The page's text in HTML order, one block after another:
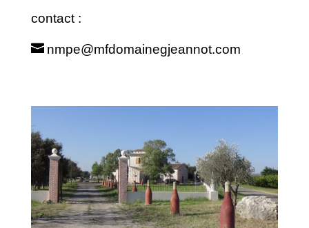
contact :
nmpe@mfdomainegjeannot.com